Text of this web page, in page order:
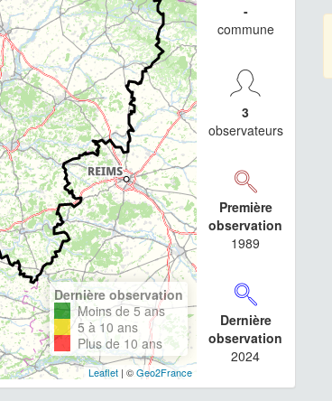
Dernière observation
Moins de 5 ans
5 à 10 ans
Plus de 10 ans
Leaflet| ©Geo2France
-
commune
3
observateurs
Première
observation
1989
Dernière
observation
2024